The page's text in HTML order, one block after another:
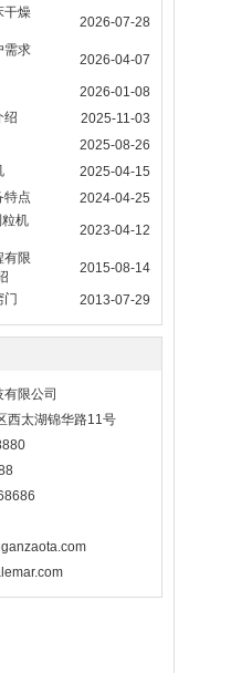
干燥
2026-07-28
需求
2026-04-07
2026-01-08
绍
2025-11-03
2025-08-26
2025-04-15
特点
2024-04-25
机
2023-04-12
有限
2015-08-14
门
2013-07-29
限公司
西太湖锦华路11号